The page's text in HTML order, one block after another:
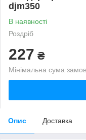
djm350
В наявності
Роздріб
227 ₴
Мінімальна сума
Опис Доставка